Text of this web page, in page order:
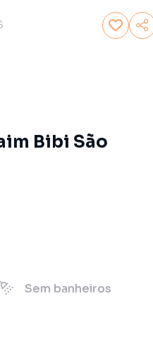
Bibi São
Sem banheiros